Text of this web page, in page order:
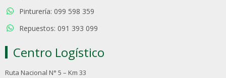
Pinturería: 099 598 359
Repuestos: 091 393 099
Centro Logístico
Ruta Nacional N° 5 – Km 33